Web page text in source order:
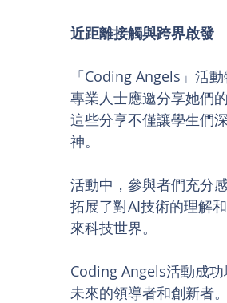
近距離接觸與跨界啟發
「Coding Angels」活
專業人士應邀分享她們
這些分享不僅讓學生們
神。
活動中，參與者們充分
拓展了對AI技術的理解
來科技世界。
Coding Angels活動成
未來的領導者和創新者